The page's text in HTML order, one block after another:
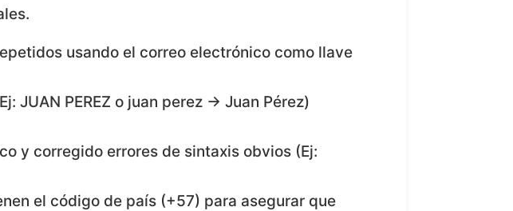
usando el correo electrónico como llave
JUAN PEREZ o juan perez → Juan Pérez)
y corregido errores de sintaxis obvios (Ej:
el código de país (+57) para asegurar que